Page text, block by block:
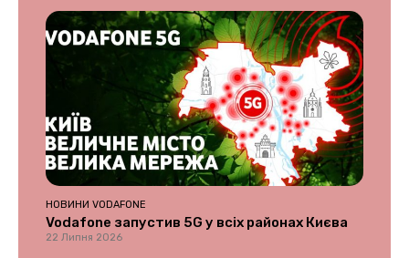
НОВИНИ VODAFONE
Vodafone запустив 5G у всіх районах Києва
22 Липня 2026